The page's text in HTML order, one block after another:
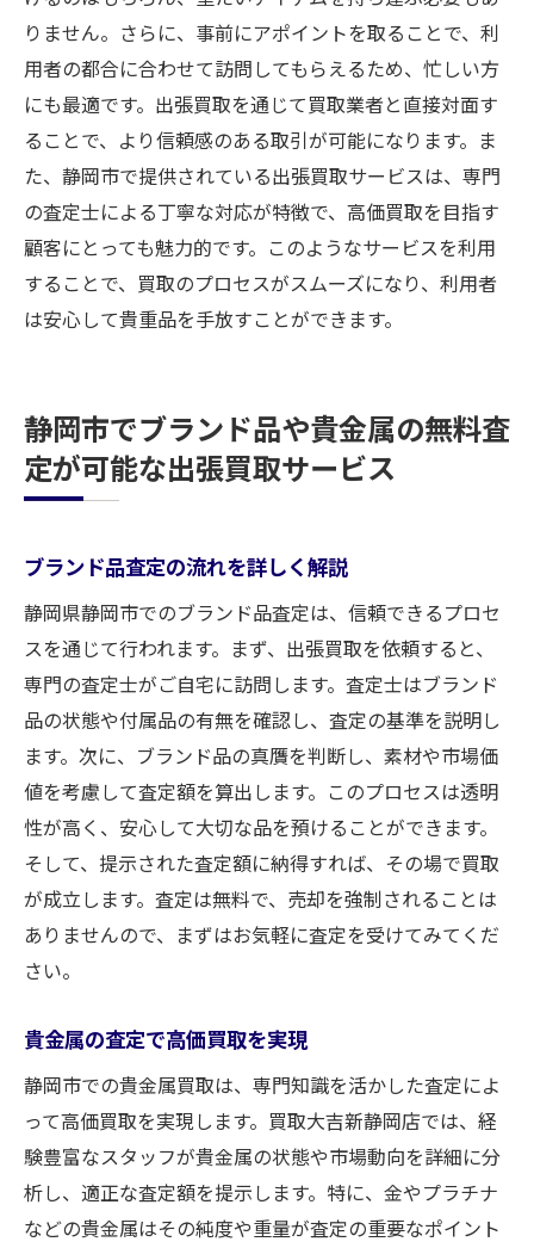
りません。さらに、事前にアポイントを取ることで、利
用者の都合に合わせて訪問してもらえるため、忙しい方
にも最適です。出張買取を通じて買取業者と直接対面す
ることで、より信頼感のある取引が可能になります。ま
た、静岡市で提供されている出張買取サービスは、専門
の査定士による丁寧な対応が特徴で、高価買取を目指す
顧客にとっても魅力的です。このようなサービスを利用
することで、買取のプロセスがスムーズになり、利用者
は安心して貴重品を手放すことができます。
静岡市でブランド品や貴金属の無料査
定が可能な出張買取サービス
ブランド品査定の流れを詳しく解説
静岡県静岡市でのブランド品査定は、信頼できるプロセ
スを通じて行われます。まず、出張買取を依頼すると、
専門の査定士がご自宅に訪問します。査定士はブランド
品の状態や付属品の有無を確認し、査定の基準を説明し
ます。次に、ブランド品の真贋を判断し、素材や市場価
値を考慮して査定額を算出します。このプロセスは透明
性が高く、安心して大切な品を預けることができます。
そして、提示された査定額に納得すれば、その場で買取
が成立します。査定は無料で、売却を強制されることは
ありませんので、まずはお気軽に査定を受けてみてくだ
さい。
貴金属の査定で高価買取を実現
静岡市での貴金属買取は、専門知識を活かした査定によ
って高価買取を実現します。買取大吉新静岡店では、経
験豊富なスタッフが貴金属の状態や市場動向を詳細に分
析し、適正な査定額を提示します。特に、金やプラチナ
などの貴金属はその純度や重量が査定の重要なポイント